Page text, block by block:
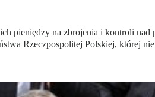
pieniędzy na zbrojenia i kontroli
Rzeczpospolitej Polskiej, której